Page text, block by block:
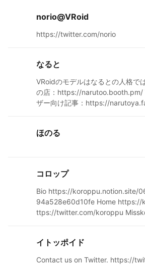
norio@VRoid
https://twitter.com/norio
なると
VRoidのモデルはなるとの人格で
の店：https://narutoo.booth.pm/
ザー向け記事：https://
ほのる
コロップ
Bio https://koroppu.notion.site/
94a528e60d10fe Home https://
ttps://twitter.com/koroppu
イトッポイド
Contact us on Twitter. https://